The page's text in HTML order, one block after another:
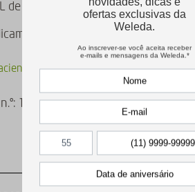
de Ansiodoron® equivale a 35 gotas.
não contém glúten.
Bula Profissional
1.0061.0095.